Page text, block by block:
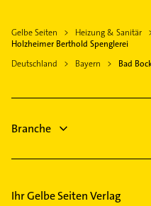
Hammelburg
Elektroinstallation
Elektriker
Elektro Reparatur
Krankengymnastik
Gelbe Seiten Heizung & Sanitär
Holzheimer Berthold Spenglerei
Deutschland
Bayern Bad
Branche
Ihr Gelbe Seiten Verlag